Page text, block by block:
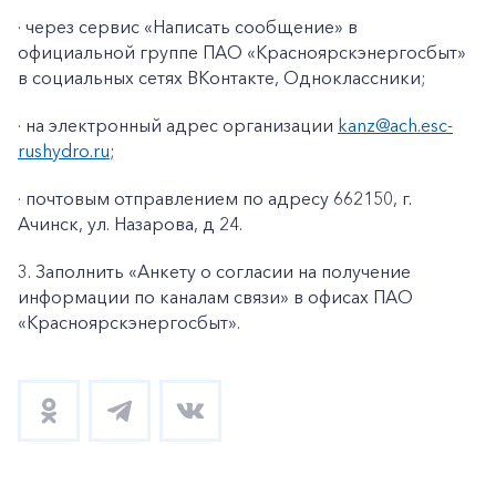
· через сервис «Написать сообщение» в
официальной группе ПАО «Красноярскэнергосбыт»
в социальных сетях ВКонтакте, Одноклассники;
· на электронный адрес организации kanz@ach.esc-
rushydro.ru;
· почтовым отправлением по адресу 662150, г.
Ачинск, ул. Назарова, д 24.
3. Заполнить «Анкету о согласии на получение
информации по каналам связи» в офисах ПАО
«Красноярскэнергосбыт».